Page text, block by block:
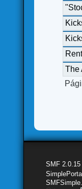
The
SMF 2.0.15